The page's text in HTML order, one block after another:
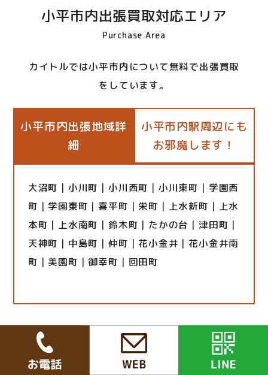
小平市内出張買取対応エリア
Purchase Area
カイトルでは小平市内について無料で出張買取
をしています。
小平市内出張地域詳
細
小平市内駅周辺にも
お邪魔します！
大沼町｜小川町｜小川西町｜小川東町｜学園西
町｜学園東町｜喜平町｜栄町｜上水新町｜上水
本町｜上水南町｜鈴木町｜たかの台｜津田町｜
天神町｜中島町｜仲町｜花小金井｜花小金井南
町｜美園町｜御幸町｜回田町